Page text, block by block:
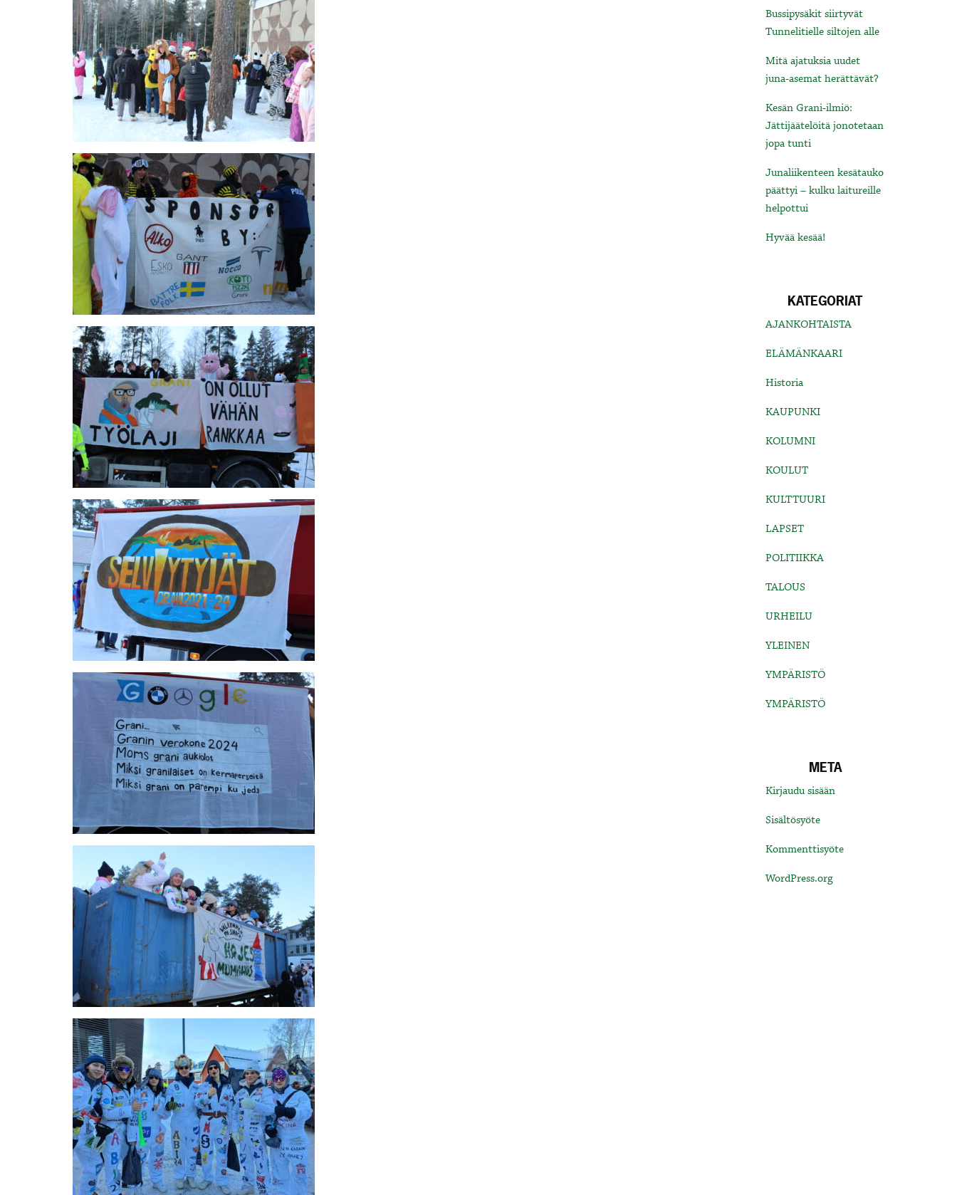
Bussipysäkit siirtyvät
Tunnelitielle siltojen alle
Mitä ajatuksia uudet
juna-asemat herättävät?
Kesän Grani-ilmiö:
Jättijäätelöitä jonotetaan
jopa tunti
Junaliikenteen kesätauko
päättyi – kulku laitureille
helpottui
Hyvää kesää!
KATEGORIAT
AJANKOHTAISTA
ELÄMÄNKAARI
Historia
KAUPUNKI
KOLUMNI
KOULUT
KULTTUURI
LAPSET
POLITIIKKA
TALOUS
URHEILU
YLEINEN
YMPÄRISTÖ
YMPÄRISTÖ
META
Kirjaudu sisään
Sisältösyöte
Kommenttisyöte
WordPress.org